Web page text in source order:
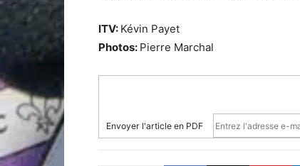
ITV: Kévin Payet
Photos: Pierre Marchal
Envoyer l'article en PDF